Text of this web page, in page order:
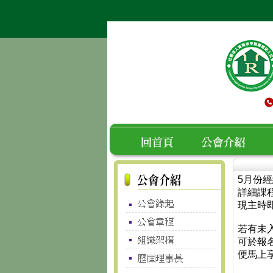
空白回首頁 公會介紹
5月份
詳細課
現主時
若有未
可於報
便馬上